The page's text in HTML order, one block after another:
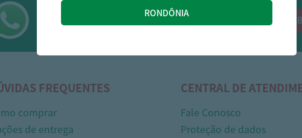
OFERTAS NO WHATSAPP:
Siga nossos canais oficiais de ofertas no
FREQUENTES
comprar
de entrega
CENTRAL DE
Fale Conosco
Proteção de dados